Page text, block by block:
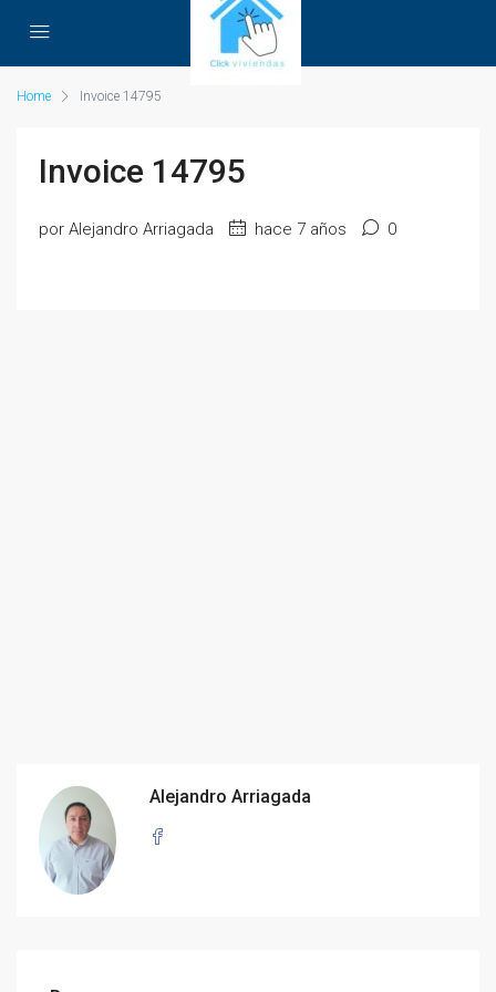
Home Invoice 14795
Invoice 14795
por Alejandro Arriagada hace 7 años 0
Alejandro Arriagada